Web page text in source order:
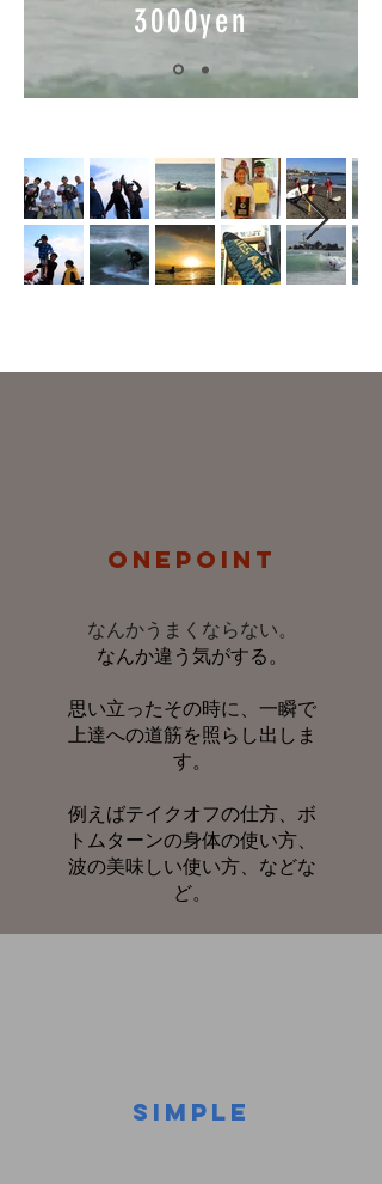
3000yen
ONEPOINT
なんかうまくならない。
なんか違う気がする。
​思い立ったその時に、一瞬で
上達への道筋を照らし出しま
す。
​例えばテイクオフの仕方、ボ
トムターンの身体の使い方、
波の美味しい使い方、などな
ど。
SIMPLE